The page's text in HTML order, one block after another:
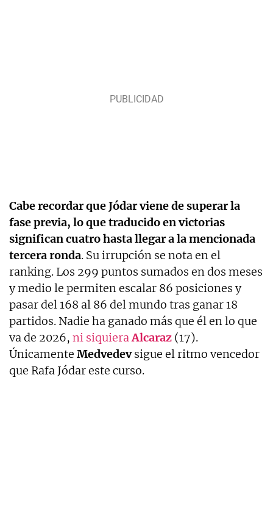
Cabe recordar que Jódar viene de superar la
fase previa, lo que traducido en victorias
significan cuatro hasta llegar a la mencionada
tercera ronda. Su irrupción se nota en el
ranking. Los 299 puntos sumados en dos meses
y medio le permiten escalar 86 posiciones y
pasar del 168 al 86 del mundo tras ganar 18
partidos. Nadie ha ganado más que él en lo que
va de 2026, ni siquieraAlcaraz (17).
Únicamente Medvedevsigue el ritmo vencedor
que Rafa Jódar este curso.